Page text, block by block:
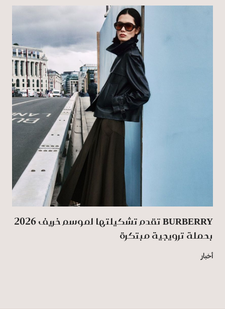
BURBERRY تقدم تشكيلتها لموسم خريف 2026
بحملة ترويجية مبتكرة
أخبار